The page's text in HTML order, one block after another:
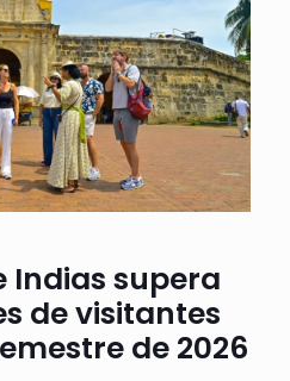
Indias supera
de visitantes
de 2026